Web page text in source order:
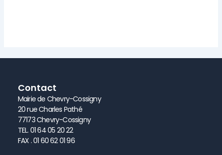
Contact
Mairie de Chevry-Cossigny
20 rue Charles Pathé
77173 Chevry-Cossigny
TEL. 01 64 05 20 22
FAX . 01 60 62 01 96